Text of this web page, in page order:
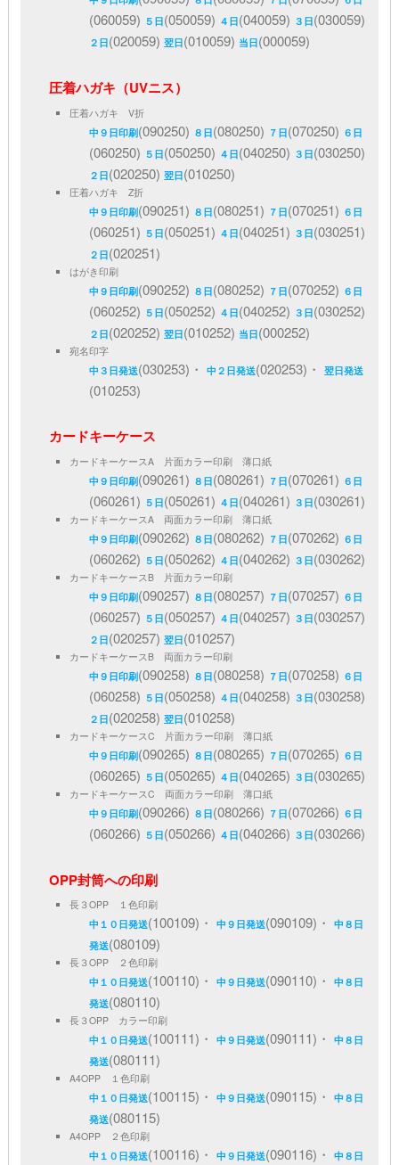
(060059) ５日(050059) ４日(040059) ３日(030059)
２日(020059)翌日(010059) 当日(000059)
圧着ハガキ（UVニス）
圧着ハガキ V折
中９日印刷(090250) ８日(080250) ７日(070250) ６日
(060250) ５日(050250) ４日(040250) ３日(030250)
２日(020250)翌日(010250)
圧着ハガキ Z折
中９日印刷(090251) ８日(080251) ７日(070251) ６日
(060251) ５日(050251) ４日(040251) ３日(030251)
２日(020251)
はがき印刷
中９日印刷(090252) ８日(080252) ７日(070252) ６日
(060252) ５日(050252) ４日(040252) ３日(030252)
２日(020252)翌日(010252) 当日(000252)
宛名印字
中３日発送(030253)・中２日発送(020253)・翌日発送
(010253)
カードキーケース
カードキーケースA 片面カラー印刷 薄口紙
中９日印刷(090261) ８日(080261) ７日(070261) ６日
(060261) ５日(050261) ４日(040261) ３日(030261)
カードキーケースA 両面カラー印刷 薄口紙
中９日印刷(090262) ８日(080262) ７日(070262) ６日
(060262) ５日(050262) ４日(040262) ３日(030262)
カードキーケースB 片面カラー印刷
中９日印刷(090257) ８日(080257) ７日(070257) ６日
(060257) ５日(050257) ４日(040257) ３日(030257)
２日(020257)翌日(010257)
カードキーケースB 両面カラー印刷
中９日印刷(090258) ８日(080258) ７日(070258) ６日
(060258) ５日(050258) ４日(040258) ３日(030258)
２日(020258)翌日(010258)
カードキーケースC 片面カラー印刷 薄口紙
中９日印刷(090265) ８日(080265) ７日(070265) ６日
(060265) ５日(050265) ４日(040265) ３日(030265)
カードキーケースC 両面カラー印刷 薄口紙
中９日印刷(090266) ８日(080266) ７日(070266) ６日
(060266) ５日(050266) ４日(040266) ３日(030266)
OPP封筒への印刷
長３OPP １色印刷
中１０日発送(100109)・中９日発送(090109)・中８日
発送(080109)
長３OPP ２色印刷
中１０日発送(100110)・中９日発送(090110)・中８日
発送(080110)
長３OPP カラー印刷
中１０日発送(100111)・中９日発送(090111)・中８日
発送(080111)
A4OPP １色印刷
中１０日発送(100115)・中９日発送(090115)・中８日
発送(080115)
A4OPP ２色印刷
中１０日発送(100116)・中９日発送(090116)・中８日